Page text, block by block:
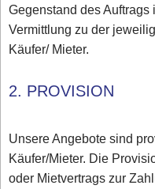
Gegenstand des
Vermittlung zu der
Käufer/ Mieter.
2. PROVISION
Unsere Angebote sind
Käufer/Mieter. Die
oder Mietvertrags zur